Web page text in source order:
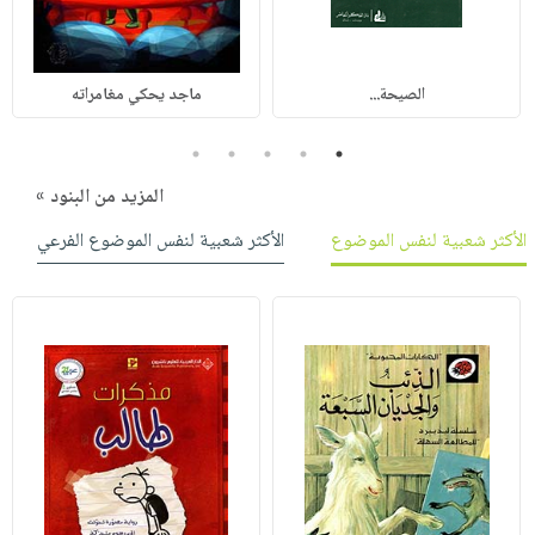
الصيحة... ماجد يحكي مغامراته
1
2
3
4
5
المزيد من البنود »
الأكثر شعبية لنفس الموضوع
الأكثر شعبية لنفس الموضوع الفرعي